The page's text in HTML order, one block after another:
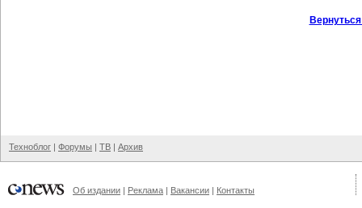
Техноблог | Форумы | ТВ | Архив
Об издании | Реклама | Вакансии | Контакты